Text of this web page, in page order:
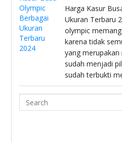
Harga Kasur
Ukuran Terbaru
olympic
karena tidak
yang
sudah menjadi
sudah terbukti
Search